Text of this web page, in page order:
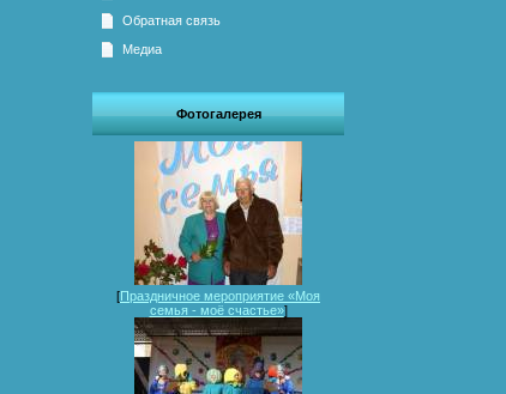
Обратная связь
Медиа
Фотогалерея
[Праздничное мероприятие «Моя
семья - моё счастье»]